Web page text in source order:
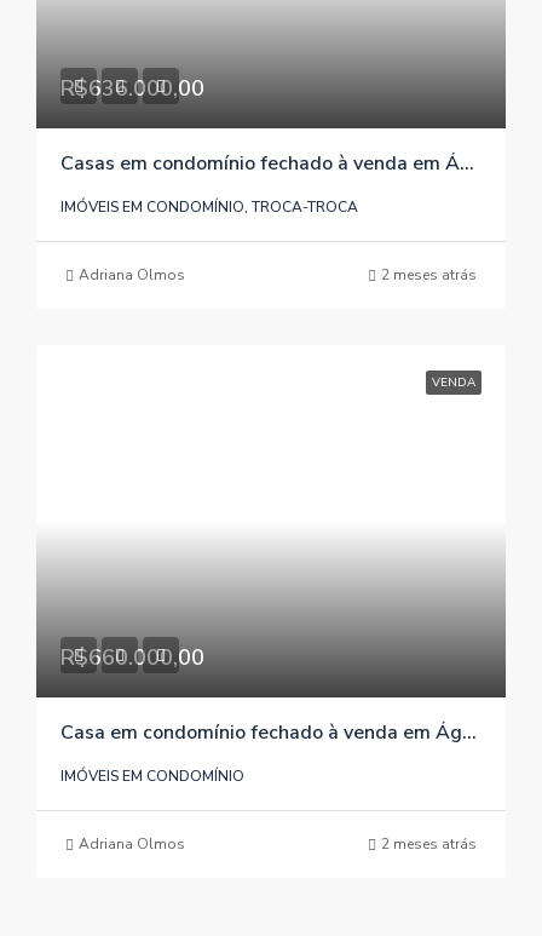
R$636.000,00
Casas em condomínio fechado à venda em Águas Claras/Viamão/RS , referência 598
IMÓVEIS EM CONDOMÍNIO, TROCA-TROCA
Adriana Olmos 2 meses atrás
VENDA
R$660.000,00
Casa em condomínio fechado à venda em Águas Claras/Viamão/RS , referência 1007
IMÓVEIS EM CONDOMÍNIO
Adriana Olmos 2 meses atrás